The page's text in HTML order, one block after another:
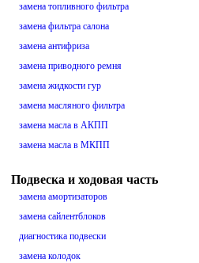
замена топливного фильтра
замена фильтра салона
замена антифриза
замена приводного ремня
замена жидкости гур
замена масляного фильтра
замена масла в АКПП
замена масла в МКПП
Подвеска и ходовая часть
замена амортизаторов
замена сайлентблоков
диагностика подвески
замена колодок